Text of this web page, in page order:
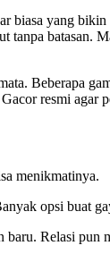
biasa yang
tanpa batasan.
Beberapa
resmi agar
menikmatinya.
opsi buat
baru. Relasi pun